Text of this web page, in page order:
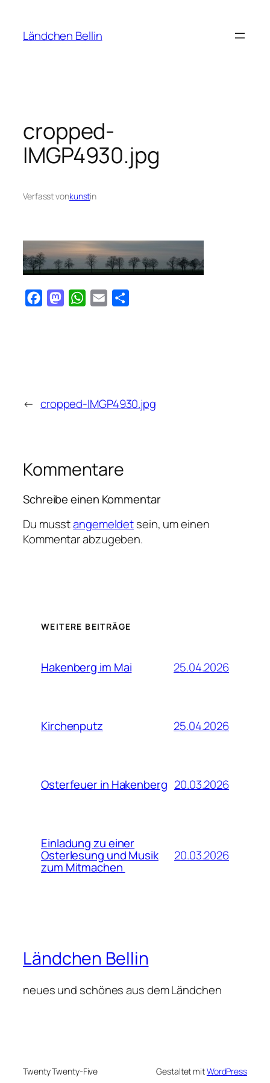
springen
Ländchen Bellin
cropped-
IMGP4930.jpg
Verfasst vonkunstin
FacebookMastodonWhatsApp
Email
← cropped-IMGP4930.jpg
Kommentare
Schreibe einen Kommentar
Du musstangemeldetsein, um einen
Kommentar abzugeben.
WEITERE BEITRÄGE
Hakenberg im Mai 25.04.2026
Kirchenputz 25.04.2026
Osterfeuer in Hakenberg 20.03.2026
Einladung zu einer
Osterlesung und Musik
zum Mitmachen
20.03.2026
Ländchen Bellin
neues und schönes aus dem Ländchen
Twenty Twenty-Five Gestaltet mitWordPress